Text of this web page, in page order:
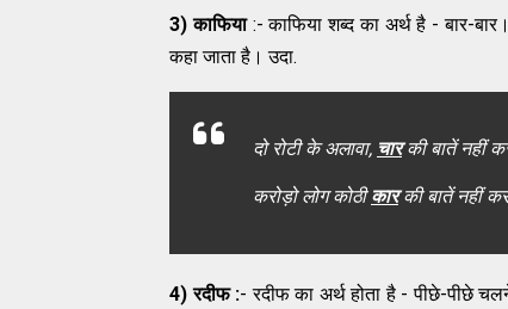
3) काफिया:- काफिया शब्द का अर्थ है - बार-
कहा जाता है। उदा.
दो रोटी के अलावा, चारकी बातें नहीं
करोड़ो लोग कोठीकारकी बातें नहीं
4) रदीफ :- रदीफ का अर्थ होता है - पीछे-पीछे